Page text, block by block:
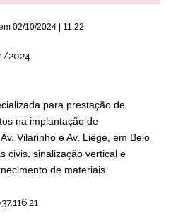
02/10/2024 | 11:22
2024
para prestação de
na implantação de
Vilarinho e Av. Liége, em Belo
civis, sinalização vertical e
de materiais.